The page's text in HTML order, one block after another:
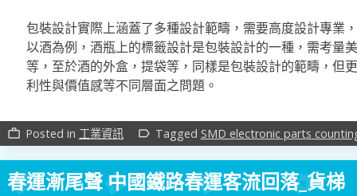
包裝設計實際上涵蓋了多種設計範疇，需要高度設計專業，
以酒為例，酒瓶上的標籤設計是包裝設計的一種，需考量
等，至於酒的外盒，提袋等，同樣是包裝設計的範疇，但
利性與價值感等不同層面之問題。
work_outline Posted in 工業資訊 label_outline Tagged SMD electronic parts
春運漸尾聲 中國鐵路春運客流回落_貨梯